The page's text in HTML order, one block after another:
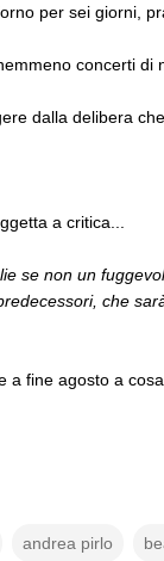
per sei giorni,
concerti di
dalla delibera
a critica...
se non un
che
a fine agosto a
andrea pirlo